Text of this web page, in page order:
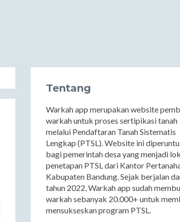
Tentang
Warkah app merupakan website
warkah untuk proses sertipikasi tanah
melalui Pendaftaran Tanah Sistematis
Lengkap (PTSL). Website ini
bagi pemerintah desa yang menjadi
penetapan PTSL dari Kantor
Kabupaten Bandung. Sejak berjalan
tahun 2022, Warkah app sudah
warkah sebanyak 20.000+ untuk
mensukseskan program PTSL.